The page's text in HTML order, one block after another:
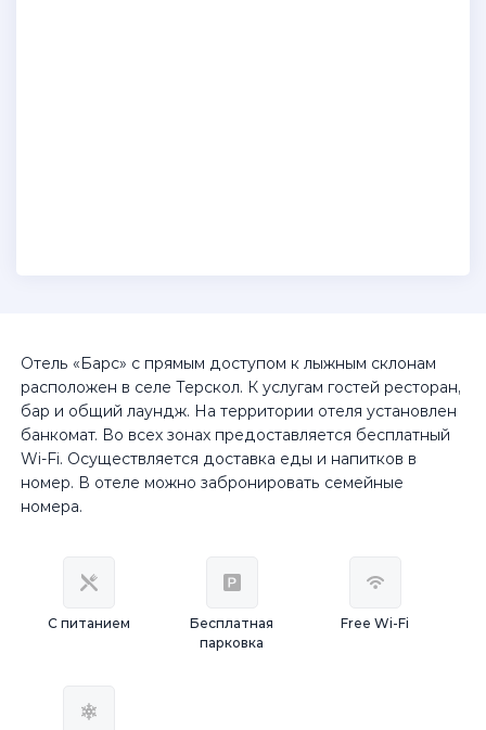
Отель «Барс» с прямым доступом к лыжным склонам
расположен в селе Терскол. К услугам гостей ресторан,
бар и общий лаундж. На территории отеля установлен
банкомат. Во всех зонах предоставляется бесплатный
Wi-Fi. Осуществляется доставка еды и напитков в
номер. В отеле можно забронировать семейные
номера.
С питанием
Бесплатная
парковка
Free Wi-Fi